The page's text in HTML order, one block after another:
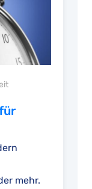
mehr.